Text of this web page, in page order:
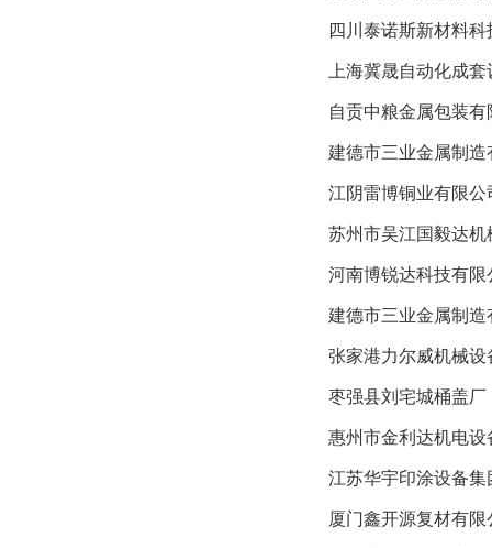
四川泰诺斯新材料
上海冀晟自动化成
自贡中粮金属包装有
建德市三业金属制造
江阴雷博铜业有限公
苏州市吴江国毅达机
河南博锐达科技有限
建德市三业金属制造
张家港力尔威机械设
枣强县刘宅城桶盖厂
惠州市金利达机电设
江苏华宇印涂设备集
厦门鑫开源复材有限